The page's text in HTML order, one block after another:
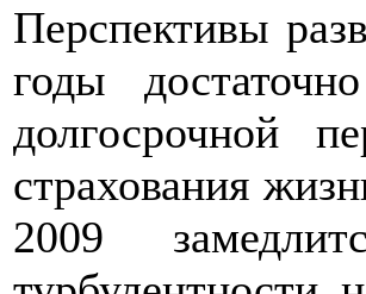
Перспективы
годы
долгосрочной
страхования
2009